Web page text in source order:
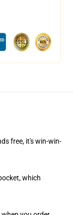
free, it's win-win-
which